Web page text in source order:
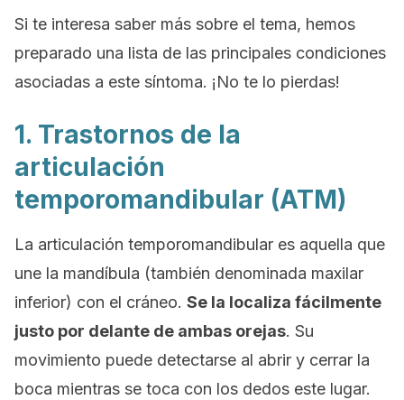
Si te interesa saber más sobre el tema, hemos
preparado una lista de las principales condiciones
asociadas a este síntoma. ¡No te lo pierdas!
1. Trastornos de la
articulación
temporomandibular (ATM)
La articulación temporomandibular es aquella que
une la mandíbula (también denominada maxilar
inferior) con el cráneo. Se la localiza fácilmente
justo por delante de ambas orejas. Su
movimiento puede detectarse al abrir y cerrar la
boca mientras se toca con los dedos este lugar.